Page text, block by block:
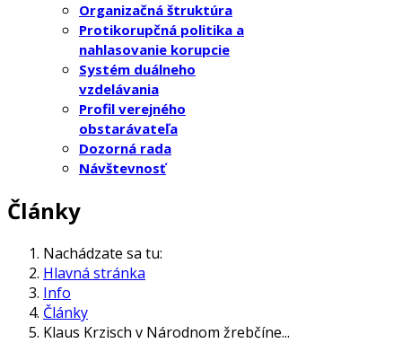
Organizačná štruktúra
Protikorupčná politika a
nahlasovanie korupcie
Systém duálneho
vzdelávania
Profil verejného
obstarávateľa
Dozorná rada
Návštevnosť
Články
Nachádzate sa tu:
Hlavná stránka
Info
Články
Klaus Krzisch v Národnom žrebčíne...